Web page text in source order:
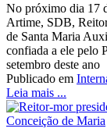
No próximo dia 17
Artime, SDB,
de Santa Maria
confiada a ele pelo
setembro deste ano
Publicado em
Leia mais ...